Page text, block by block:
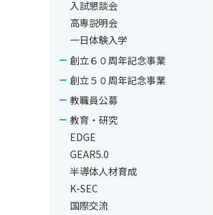
入試懇談会
高専説明会
一日体験入学
創立６０周年記念事業
創立５０周年記念事業
教職員公募
教育・研究
EDGE
GEAR5.0
半導体人材育成
K-SEC
国際交流